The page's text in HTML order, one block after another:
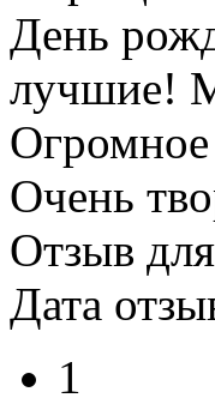
День
лучшие!
Огромное
Очень
Отзыв
Дата
1